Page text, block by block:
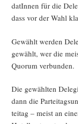
da­tIn­nen für die
dass vor der Wahl
Gewählt wer­den
gewählt, wer die
Quorum verbunden.
Die gewähl­ten
dann die
tei­tag – meist an